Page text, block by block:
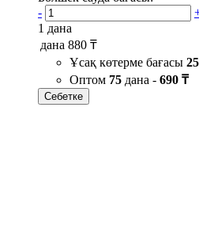
-
1 дана
дана 880 ₸
Ұсақ көтерме бағасы 25
Оптом 75 дана - 690 ₸
Себетке